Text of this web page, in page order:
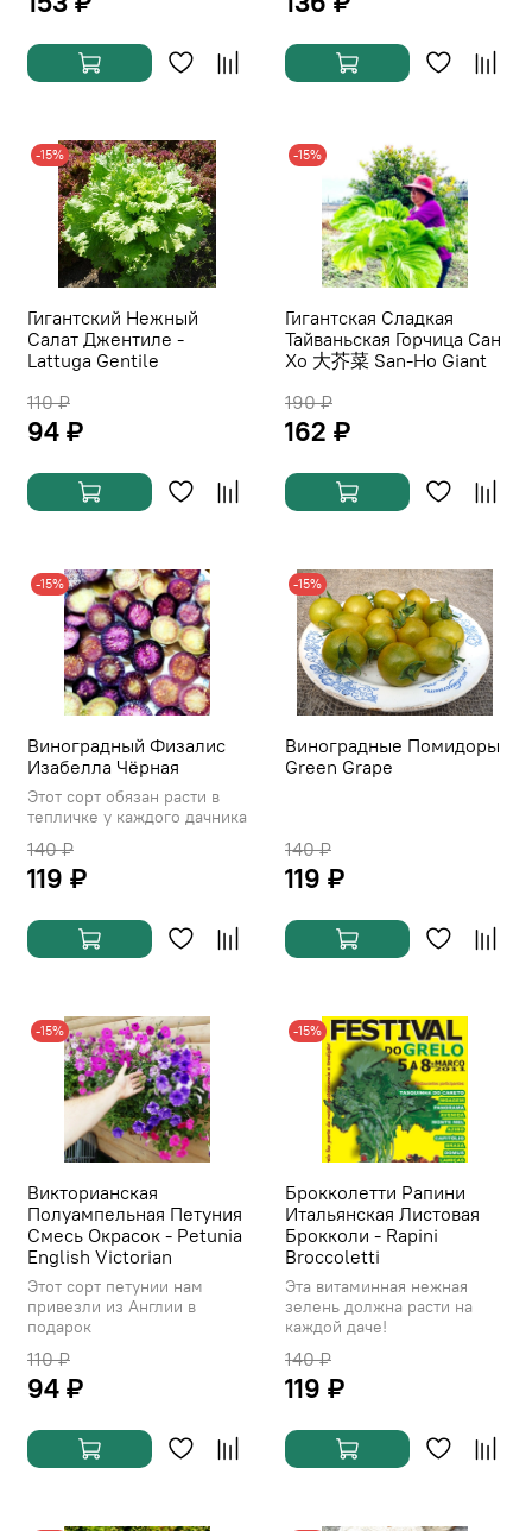
-15%
Гигантский Нежный
Салат Джентиле -
Lattuga Gentile
110 ₽
94 ₽
-15%
Гигантская Сладкая
Тайваньская Горчица Сан
Хо 大芥菜 San-Ho Giant
190 ₽
162 ₽
-15%
Виноградный Физалис
Изабелла Чёрная
Этот сорт обязан расти в
тепличке у каждого дачника
140 ₽
119 ₽
-15%
Виноградные Помидоры
Green Grape
140 ₽
119 ₽
-15%
Викторианская
Полуампельная Петуния
Смесь Окрасок - Petunia
English Victorian
Этот сорт петунии нам
привезли из Англии в
подарок
110 ₽
94 ₽
-15%
Брокколетти Рапини
Итальянская Листовая
Брокколи - Rapini
Broccoletti
Эта витаминная нежная
зелень должна расти на
каждой даче!
140 ₽
119 ₽